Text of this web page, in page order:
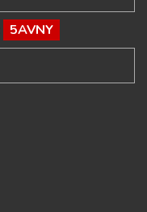
5AVNY